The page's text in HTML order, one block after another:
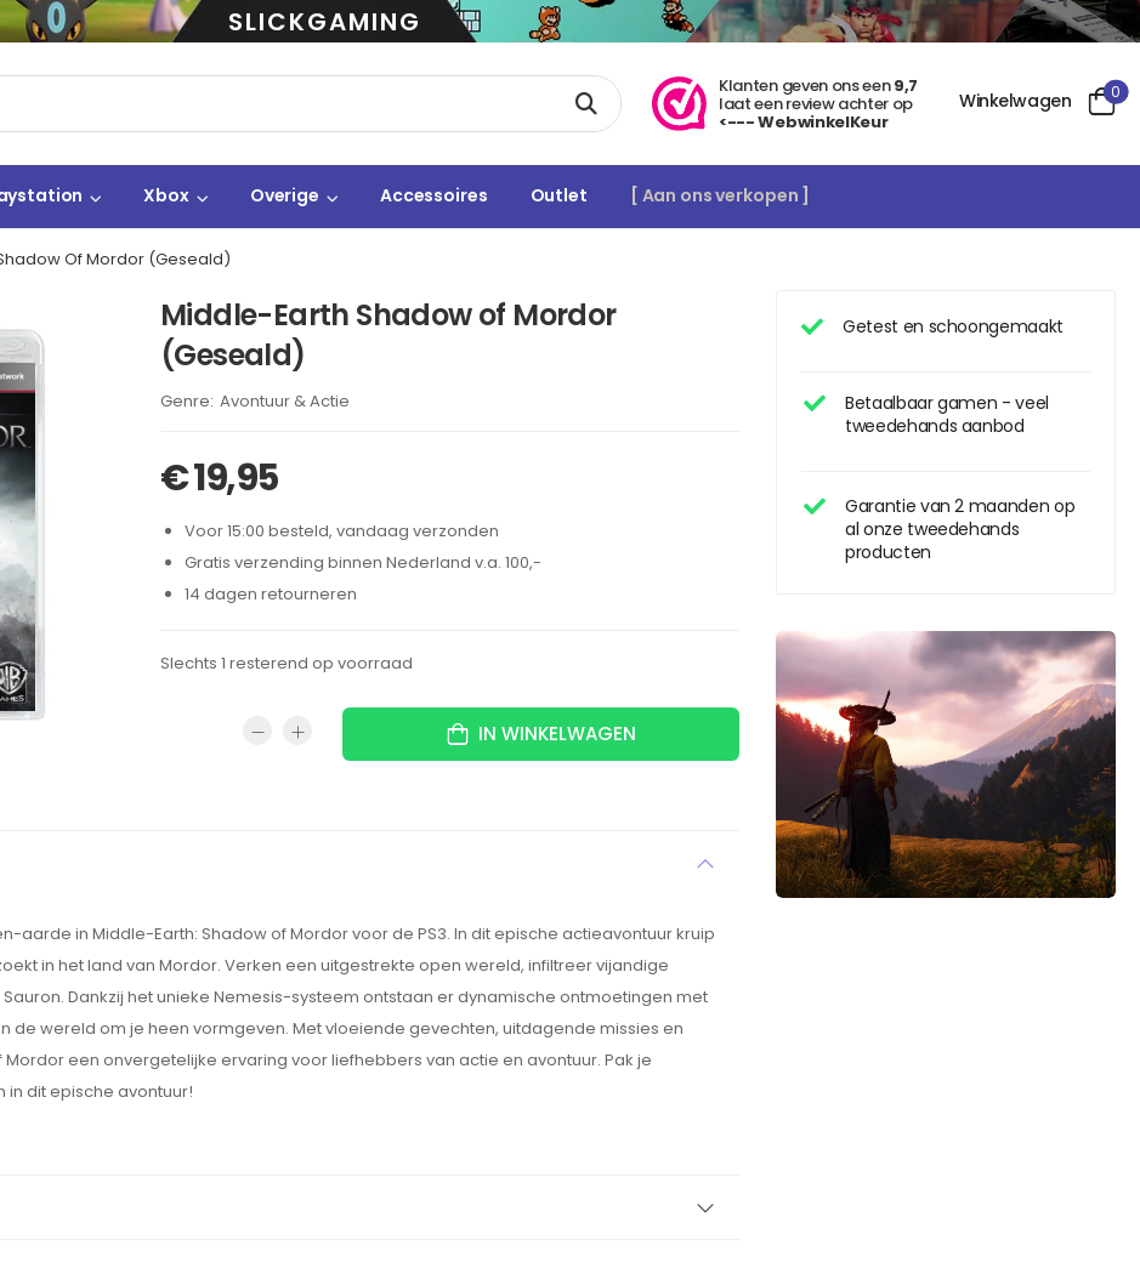
SLICKGAMING
Klanten geven ons een9,7
laat een review achter op
<--- WebwinkelKeur
Winkelwagen 0
Xbox Overige Accessoires Outlet [ Aan ons verkopen ]
Of Mordor (Geseald)
Getest en schoongemaakt
Betaalbaar gamen - veel
tweedehands aanbod
Garantie van 2 maanden op
al onze tweedehands
producten
Middle-Earth Shadow of Mordor
(Geseald)
Brand:
Avontuur & Actie
€19,95
Voor 15:00 besteld, vandaag verzonden
Gratis verzending binnen Nederland v.a. 100,-
14 dagen retourneren
Slechts 1 resterend op voorraad
IN WINKELWAGEN
in Middle-Earth: Shadow of Mordor voor de PS3. In dit epische actieavontuur kruip
in het land van Mordor. Verken een uitgestrekte open wereld, infiltreer vijandige
Dankzij het unieke Nemesis-systeem ontstaan er dynamische ontmoetingen met
wereld om je heen vormgeven. Met vloeiende gevechten, uitdagende missies en
een onvergetelijke ervaring voor liefhebbers van actie en avontuur. Pak je
dit epische avontuur!